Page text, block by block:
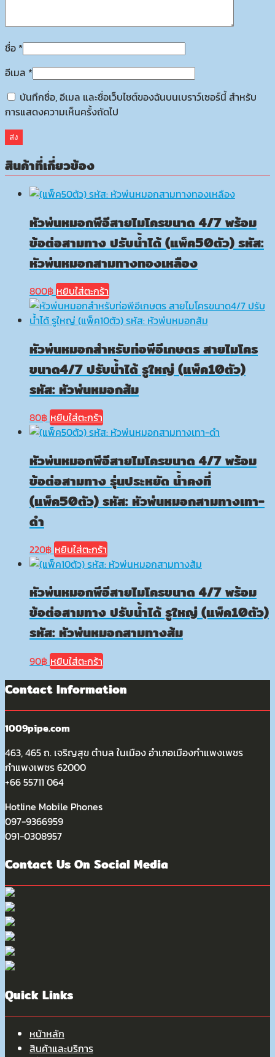
ชื่อ *
อีเมล *
บันทึกชื่อ, อีเมล และชื่อเว็บไซต์ของฉันบนเบราว์เซอร์นี้ สำหรับ
การแสดงความเห็นครั้งถัดไป
สินค้าที่เกี่ยวข้อง
หัวพ่นหมอกพีอีสายไมโครขนาด 4/7 พร้อม
ข้อต่อสามทาง ปรับน้ำได้ (แพ็ค50ตัว) รหัส:
หัวพ่นหมอกสามทางทองเหลือง
800฿ หยิบใส่ตะกร้า
หัวพ่นหมอกสำหรับท่อพีอีเกษตร สายไมโคร
ขนาด4/7 ปรับน้ำได้ รูใหญ่ (แพ็ค10ตัว)
รหัส: หัวพ่นหมอกส้ม
80฿ หยิบใส่ตะกร้า
หัวพ่นหมอกพีอีสายไมโครขนาด 4/7 พร้อม
ข้อต่อสามทาง รุ่นประหยัด น้ำคงที่
(แพ็ค50ตัว) รหัส: หัวพ่นหมอกสามทางเทา-
ดำ
220฿ หยิบใส่ตะกร้า
หัวพ่นหมอกพีอีสายไมโครขนาด 4/7 พร้อม
ข้อต่อสามทาง ปรับน้ำได้ รูใหญ่ (แพ็ค10ตัว)
รหัส: หัวพ่นหมอกสามทางส้ม
90฿ หยิบใส่ตะกร้า
Contact Information
1009pipe.com
463, 465 ถ. เจริญสุข ตำบล ในเมือง อำเภอเมืองกำแพงเพชร
กำแพงเพชร 62000
+66 55711 064
Hotline Mobile Phones
097-9366959
091-0308957
Contact Us On Social Media
Quick Links
หน้าหลัก
สินค้าและบริการ